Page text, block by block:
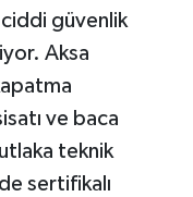
güvenlik
Aksa
ve baca
teknik
sertifikalı